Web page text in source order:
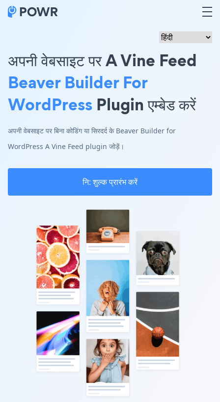
अपनी वेबसाइट पर A Vine Feed
Beaver Builder For
WordPress Plugin एम्बेड करें
अपनी वेबसाइट पर बिना कोडिंग या सिरदर्द के Beaver Builder for
WordPress A Vine Feed plugin जोड़ें।
नि: शुल्क प्रारंभ करें